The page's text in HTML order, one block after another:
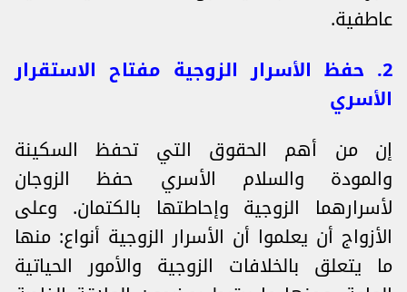
عاطفية.
2. حفظ الأسرار الزوجية مفتاح الاستقرار
الأسري
إن من أهم الحقوق التي تحفظ السكينة
والمودة والسلام الأسري حفظ الزوجان
لأسرارهما الزوجية وإحاطتها بالكتمان. وعلى
الأزواج أن يعلموا أن الأسرار الزوجية أنواع: منها
ما يتعلق بالخلافات الزوجية والأمور الحياتية